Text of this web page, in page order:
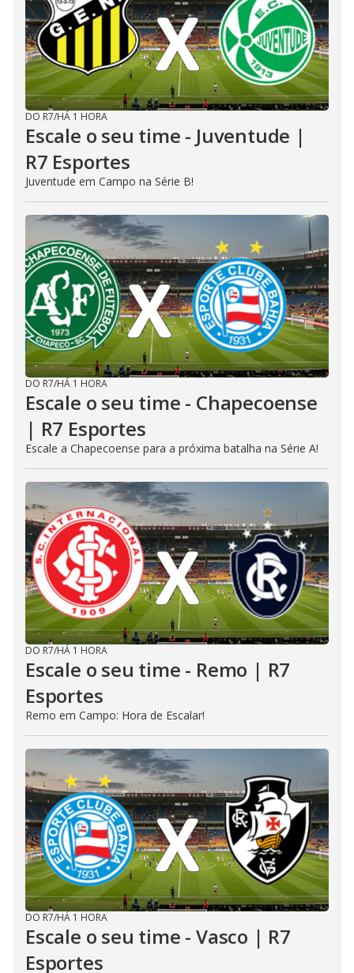
DO R7/HÁ 1 HORA
Escale o seu time - Juventude |
R7 Esportes
Juventude em Campo na Série B!
DO R7/HÁ 1 HORA
Escale o seu time - Chapecoense
| R7 Esportes
Escale a Chapecoense para a próxima batalha na Série A!
DO R7/HÁ 1 HORA
Escale o seu time - Remo | R7
Esportes
Remo em Campo: Hora de Escalar!
DO R7/HÁ 1 HORA
Escale o seu time - Vasco | R7
Esportes